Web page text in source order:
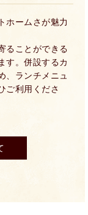
ホームさが魅力
ることができる
す。併設するカ
、ランチメニュ
ご利用くださ